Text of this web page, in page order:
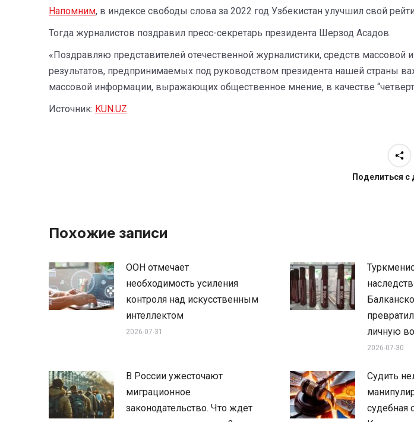
Напомним, в индексе свободы слова за 2022 год Узбекистан улучшил свой
Тогда журналистов поздравил пресс-секретарь президента Шерзод Асадов.
«Поздравляю представителей отечественной журналистики, средств
результатов, предпринимаемых под руководством президента нашей страны
массовой информации, выражающих общественное мнение, в качестве
Источник: KUN.UZ
Поделиться с
Похожие записи
ООН отмечает
необходимость усиления
контроля над искусственным
интеллектом
2026-07-31
личную
2026-07-30
В России ужесточают
миграционное
законодательство. Что ждет
Судить
судебная